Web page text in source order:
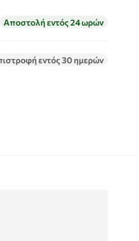
Αποστολή εντός 24 ωρών
εντός 30 ημερών